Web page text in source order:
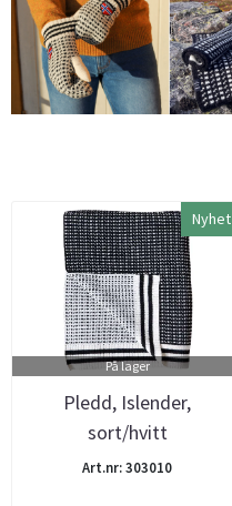
Nyhet
På lager
Pledd, Islender,
sort/hvitt
Art.nr: 303010